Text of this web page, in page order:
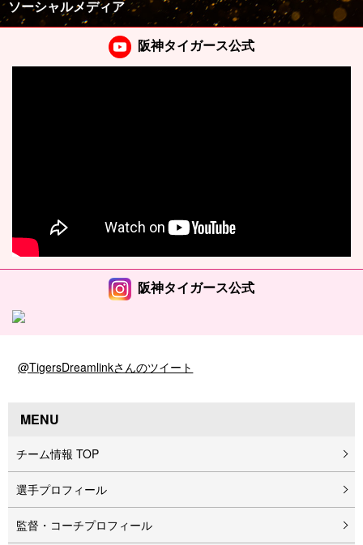
ソーシャルメディア
阪神タイガース公式
阪神タイガース公式
@TigersDreamlinkさんのツイート
MENU
チーム情報 TOP
選手プロフィール
監督・コーチプロフィール